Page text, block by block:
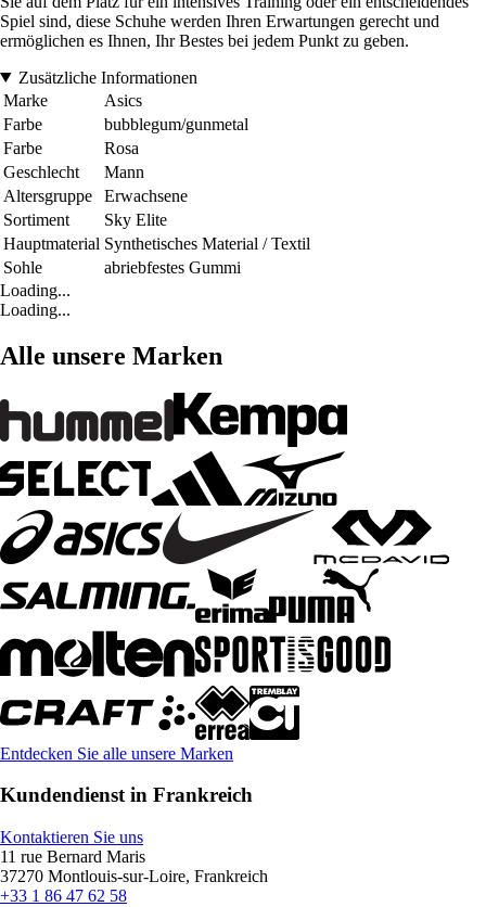
Spiel sind, diese Schuhe werden Ihren Erwartungen gerecht und
ermöglichen es Ihnen, Ihr Bestes bei jedem Punkt zu geben.
Zusätzliche Informationen
Marke
Asics
Farbe
bubblegum/gunmetal
Farbe
Rosa
Geschlecht
Mann
Altersgruppe
Erwachsene
Sortiment
Sky Elite
Hauptmaterial Synthetisches Material / Textil
Sohle
abriebfestes Gummi
Loading...
Loading...
Alle unsere Marken
Entdecken Sie alle unsere Marken
Kundendienst in Frankreich
Kontaktieren Sie uns
11 rue Bernard Maris
37270 Montlouis-sur-Loire, Frankreich
+33 1 86 47 62 58